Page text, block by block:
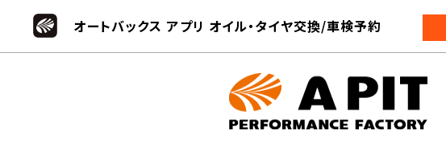
オートバックス アプリ オイル・タイヤ交換/車検予約